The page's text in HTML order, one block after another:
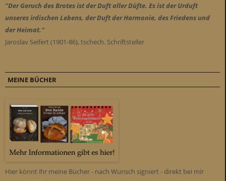
"Der Geruch des Brotes ist der Duft aller Düfte. Es ist der Urduft
unseres irdischen Lebens, der Duft der Harmonie, des Friedens und
der Heimat."
Jaroslav Seifert (1901-86), tschech. Schriftsteller
MEINE BÜCHER
Hier könnt ihr meine Bücher - nach Wunsch signiert - direkt bei mir